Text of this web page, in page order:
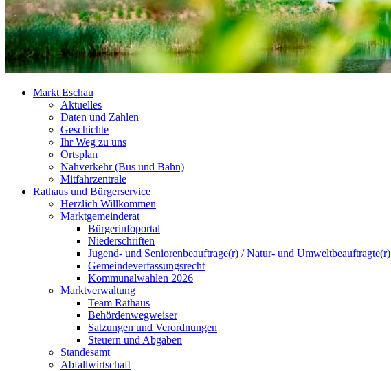
Markt Eschau
Aktuelles
Daten und Zahlen
Geschichte
Ihr Weg zu uns
Ortsplan
Nahverkehr (Bus und Bahn)
Mitfahrzentrale
Rathaus und Bürgerservice
Herzlich Willkommen
Marktgemeinderat
Bürgerinfoportal
Niederschriften
Jugend- und Seniorenbeauftrage(r) / Natur- und Umweltbeauftragte(r)
Gemeindeverfassungsrecht
Kommunalwahlen 2026
Marktverwaltung
Team Rathaus
Behördenwegweiser
Satzungen und Verordnungen
Steuern und Abgaben
Standesamt
Abfallwirtschaft